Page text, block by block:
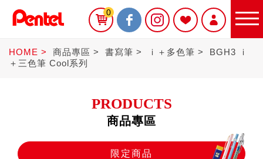
限定商品
0
HOME 商品專區 書寫筆 ｉ＋多色筆
BGH3 ｉ
＋三色筆 Cool系列
PRODUCTS
商品專區
限定商品